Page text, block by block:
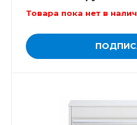
Товара пока нет в